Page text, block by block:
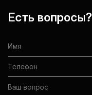
Есть вопросы?